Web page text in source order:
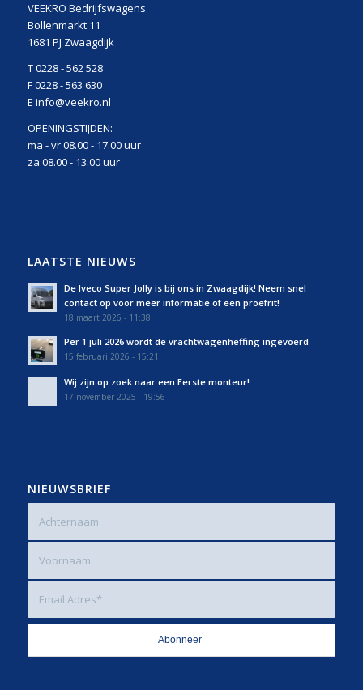
VEEKRO Bedrijfswagens
Bollenmarkt 11
1681 PJ Zwaagdijk
T 0228 - 562 528
F 0228 - 563 630
E info@veekro.nl
OPENINGSTIJDEN:
ma - vr 08.00 - 17.00 uur
za 08.00 - 13.00 uur
LAATSTE NIEUWS
De Iveco Super Jolly is bij ons in Zwaagdijk! Neem snel
contact op voor meer informatie of een proefrit!
18 maart 2026 - 11:38
Per 1 juli 2026 wordt de vrachtwagenheffing ingevoerd
15 februari 2026 - 15:21
Wij zijn op zoek naar een Eerste monteur!
17 november 2025 - 19:56
NIEUWSBRIEF